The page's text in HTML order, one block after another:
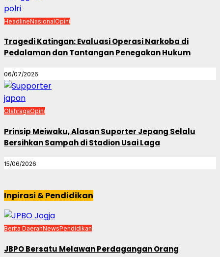
HeadlineNasionalOpini
Tragedi Katingan: Evaluasi Operasi Narkoba di
Pedalaman dan Tantangan Penegakan Hukum
06/07/2026
OlahragaOpini
Prinsip Meiwaku, Alasan Suporter Jepang Selalu
Bersihkan Sampah di Stadion Usai Laga
15/06/2026
Inpirasi & Pendidikan
Berita DaerahNewsPendidikan
JBPO Bersatu Melawan Perdagangan Orang